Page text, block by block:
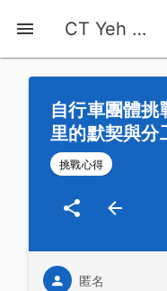
CT Yeh 公路車基地
首頁 運動知識
自行車團體挑
里的默契與分
挑戰心得
匿名